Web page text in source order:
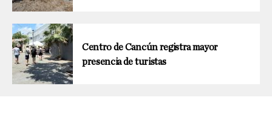
Centro de Cancún registra mayor
presencia de turistas